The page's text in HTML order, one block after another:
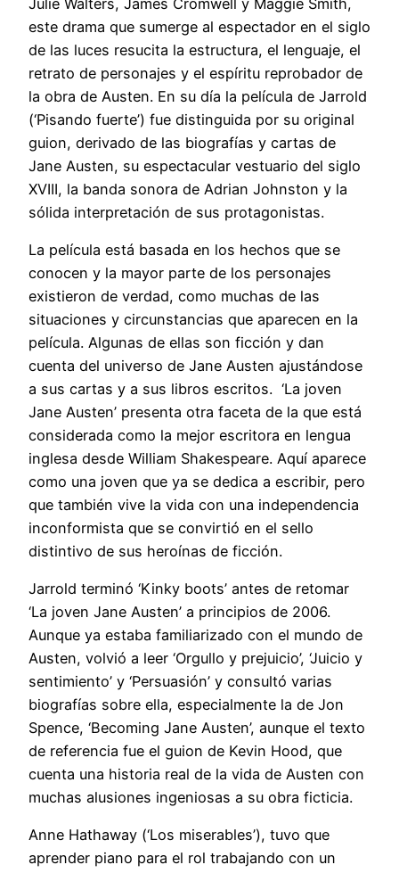
este drama que sumerge al espectador en el siglo
de las luces resucita la estructura, el lenguaje, el
retrato de personajes y el espíritu reprobador de
la obra de Austen. En su día la película de Jarrold
(‘Pisando fuerte’) fue distinguida por su original
guion, derivado de las biografías y cartas de
Jane Austen, su espectacular vestuario del siglo
XVIII, la banda sonora de Adrian Johnston y la
sólida interpretación de sus protagonistas.
La película está basada en los hechos que se
conocen y la mayor parte de los personajes
existieron de verdad, como muchas de las
situaciones y circunstancias que aparecen en la
película. Algunas de ellas son ficción y dan
cuenta del universo de Jane Austen ajustándose
a sus cartas y a sus libros escritos. ‘La joven
Jane Austen’ presenta otra faceta de la que está
considerada como la mejor escritora en lengua
inglesa desde William Shakespeare. Aquí aparece
como una joven que ya se dedica a escribir, pero
que también vive la vida con una independencia
inconformista que se convirtió en el sello
distintivo de sus heroínas de ficción.
Jarrold terminó ‘Kinky boots’ antes de retomar
‘La joven Jane Austen’ a principios de 2006.
Aunque ya estaba familiarizado con el mundo de
Austen, volvió a leer ‘Orgullo y prejuicio’, ‘Juicio y
sentimiento’ y ‘Persuasión’ y consultó varias
biografías sobre ella, especialmente la de Jon
Spence, ‘Becoming Jane Austen’, aunque el texto
de referencia fue el guion de Kevin Hood, que
cuenta una historia real de la vida de Austen con
muchas alusiones ingeniosas a su obra ficticia.
Anne Hathaway (‘Los miserables’), tuvo que
aprender piano para el rol trabajando con un